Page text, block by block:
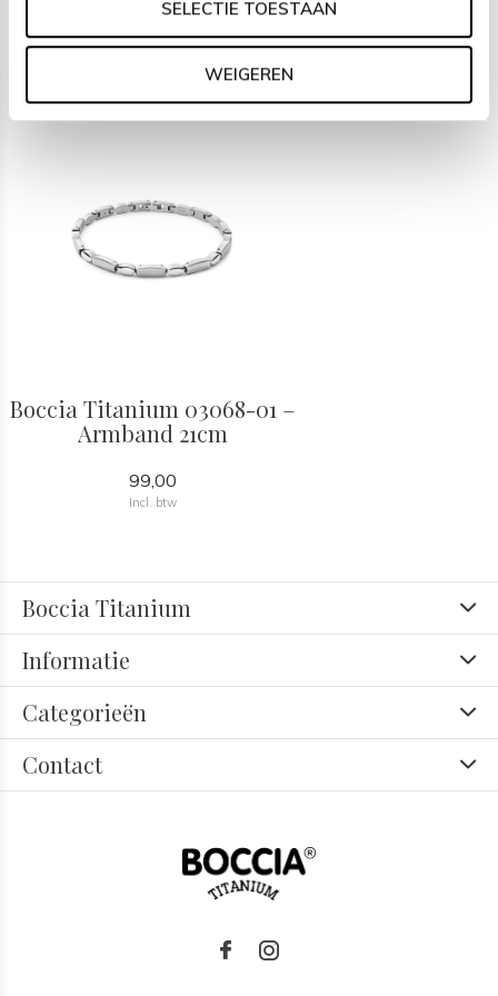
SELECTIE TOESTAAN
WEIGEREN
Recent bekeken
Boccia Titanium 03068-01 –
Armband 21cm
99,00
Incl. btw
Boccia Titanium
Informatie
Categorieën
Contact